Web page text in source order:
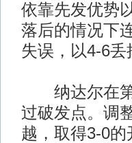
依靠先发优势
落后的情况下
失误，以4-6丢
纳达尔在第
过破发点。调
越，取得3-0